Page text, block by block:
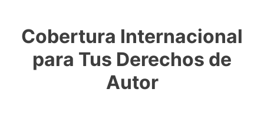
Cobertura Internacional
para Tus Derechos de
Autor